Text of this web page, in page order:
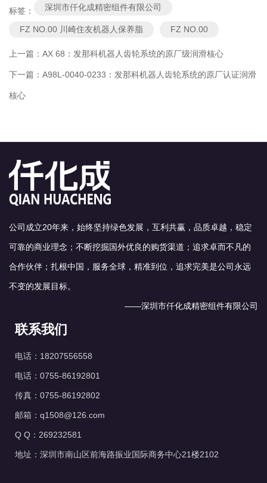
标签： 深圳市仟化成精密组件有限公司
FZ NO.00 川崎住友机器人保养脂 FZ NO.00
上一篇： AX 68：发那科机器人齿轮系统的原厂级润滑核心
下一篇： A98L-0040-0233：发那科机器人齿轮系统的原厂认证润滑
核心
公司成立20年来，始终坚持绿色发展，互利共赢，品质卓越，稳定
可靠的商业理念；不断挖掘国外优良的购货渠道；追求卓而不凡的
合作伙伴；扎根中国，服务全球，精准到位，追求完美是公司永远
不变的发展目标。
——深圳市仟化成精密组件有限公司
联系我们
电话：18207556558
电话：0755-86192801
传真：0755-86192802
邮箱：q1508@126.com
Q Q：269232581
地址：深圳市南山区前海路振业国际商务中心21楼2102